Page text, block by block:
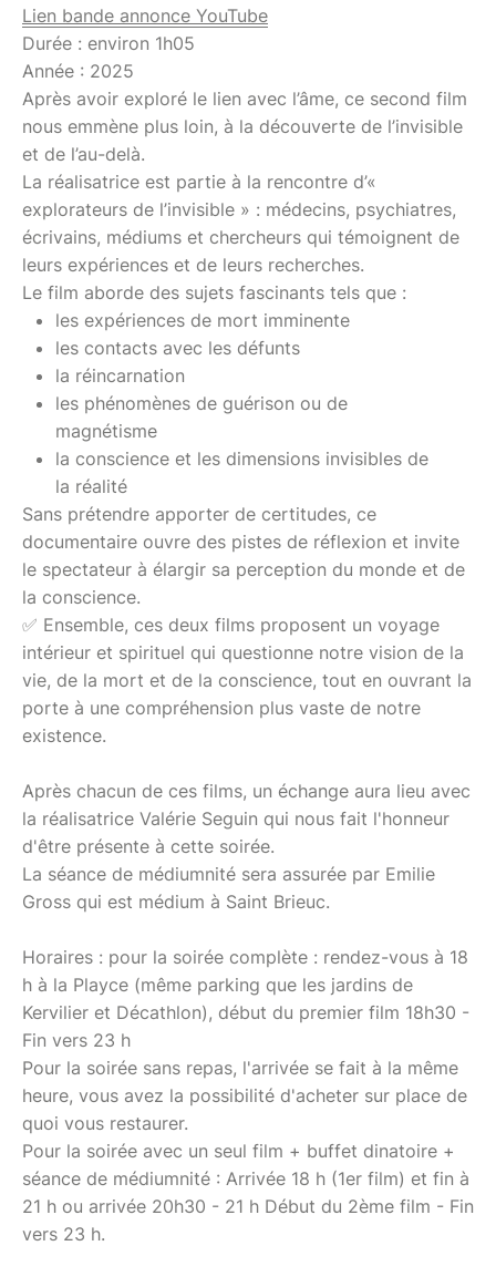
Lien bande annonce YouTube
Durée : environ 1h05
Année : 2025
Après avoir exploré le lien avec l’âme, ce second film
nous emmène plus loin, à la découverte de l’invisible
et de l’au-delà.
La réalisatrice est partie à la rencontre d’«
explorateurs de l’invisible » : médecins, psychiatres,
écrivains, médiums et chercheurs qui témoignent de
leurs expériences et de leurs recherches.
Le film aborde des sujets fascinants tels que :
les expériences de mort imminente
les contacts avec les défunts
la réincarnation
les phénomènes de guérison ou de
magnétisme
la conscience et les dimensions invisibles de
la réalité
Sans prétendre apporter de certitudes, ce
documentaire ouvre des pistes de réflexion et invite
le spectateur à élargir sa perception du monde et de
la conscience.
✅ Ensemble, ces deux films proposent un voyage
intérieur et spirituel qui questionne notre vision de la
vie, de la mort et de la conscience, tout en ouvrant la
porte à une compréhension plus vaste de notre
existence.
Après chacun de ces films, un échange aura lieu avec
la réalisatrice Valérie Seguin qui nous fait l'honneur
d'être présente à cette soirée.
La séance de médiumnité sera assurée par Emilie
Gross qui est médium à Saint Brieuc.
Horaires : pour la soirée complète : rendez-vous à 18
h à la Playce (même parking que les jardins de
Kervilier et Décathlon), début du premier film 18h30 -
Fin vers 23 h
Pour la soirée sans repas, l'arrivée se fait à la même
heure, vous avez la possibilité d'acheter sur place de
quoi vous restaurer.
Pour la soirée avec un seul film + buffet dinatoire +
séance de médiumnité : Arrivée 18 h (1er film) et fin à
21 h ou arrivée 20h30 - 21 h Début du 2ème film - Fin
vers 23 h.